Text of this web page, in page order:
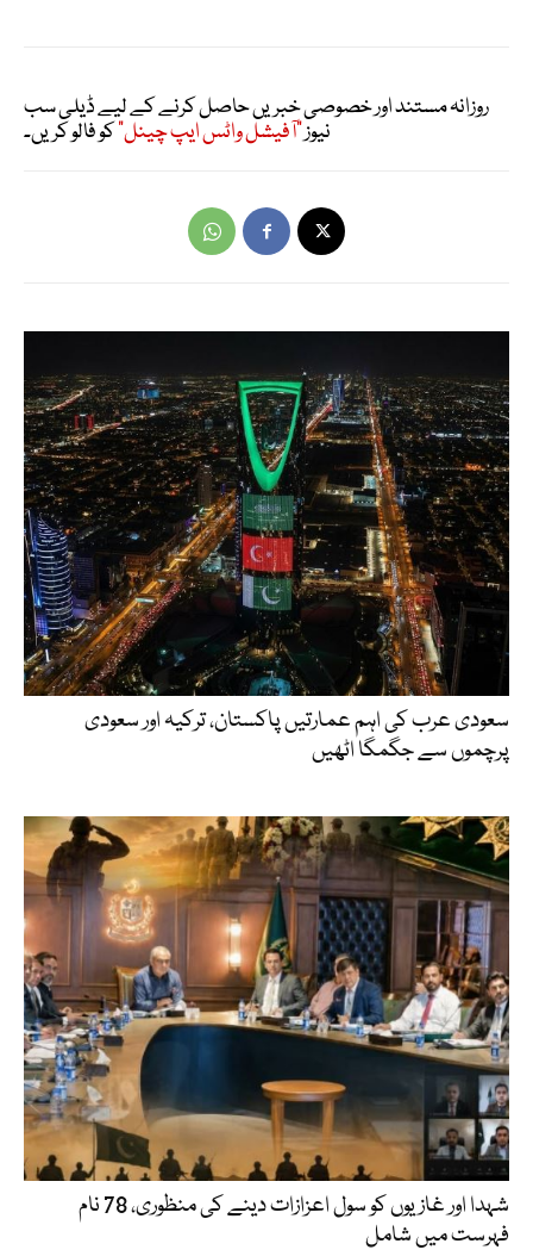
روزانہ مستند اور خصوصی خبریں حاصل کرنے کے لیے ڈیلی سب
نیوز"آفیشل واٹس ایپ چینل"کو فالو کریں۔
سعودی عرب کی اہم عمارتیں پاکستان، ترکیہ اور سعودی
پرچموں سے جگمگا اٹھیں
شہدا اور غازیوں کو سول اعزازات دینے کی منظوری، 78 نام
فہرست میں شامل